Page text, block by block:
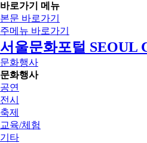
바로가기 메뉴
본문 바로가기
주메뉴 바로가기
서울문화포털 SEOUL
문화행사
문화행사
공연
전시
축제
교육/체험
기타